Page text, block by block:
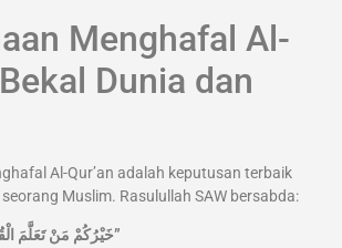
Menghafal Al-
Dunia dan
Al-Qur’an adalah keputusan terbaik
Muslim. Rasulullah SAW bersabda:
“خَيْرُكُمْ مَنْ تَعَلَّمَ الْقُرْآنَ وَعَلَّمَهُ”